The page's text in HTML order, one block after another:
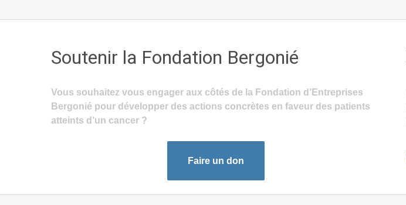
Soutenir la Fondation Bergonié
Vous souhaitez vous engager aux côtés de la Fondation d’Entreprises
Bergonié pour développer des actions concrètes en faveur des patients
atteints d’un cancer ?
Faire un don